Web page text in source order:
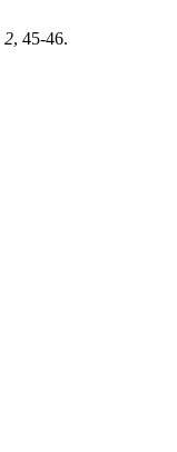
2, 45-46.